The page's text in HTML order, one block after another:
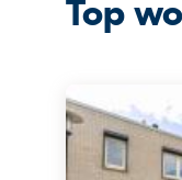
Top